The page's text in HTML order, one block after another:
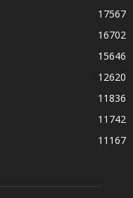
17567
16702
15646
12620
11836
11742
11167